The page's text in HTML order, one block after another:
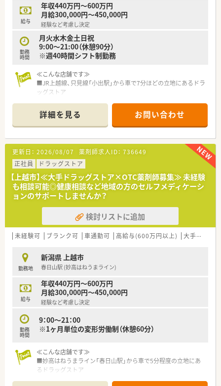
給与
年収440万円～600万円
月給300,000円～450,000円
経験など考慮し決定
勤務
時間
月火水木金土日祝
9:00～21:00（休憩90分）
※週40時間シフト制勤務
≪こんな店舗です≫
■JR上越線、只見線「小出駅」から車で7分ほどの立地にあるドラ
ッグストア
■勤務後のお買い物やランチのお弁当を買うのに便利です
≪こんな企業です≫
■プライム上場している大手ドラッグストアのグループ企業で
す。
■創業から100年を迎えた歴史ある企業です。
■新潟県と福島県にて64店舗展開しています。
≪働く環境について≫
■メインの業務はOTC販売です。患者様からの相談やカウンセ
リングを行い商品提案を行います。
■レジ業務は専門の方にお任せして、OTC販売や医薬品補充、売
り場作りに専念出来ます。
■休みはシフトにより週休2日で年間休日110日あります。
■残業は月3時間程度でほぼ定時で帰ることが出来ます。
≪こんな方におすすめ≫
■安定した企業で長期就業したい方
■OTC専門薬剤師として働きたい方
■プライベートの時間もしっかり確保したい方
詳細を見る お問い合わせ
更新日： 2026/08/07 薬剤師求人ID： 736649
正社員
ドラッグストア
【上越市】≪大手ドラッグストア×OTC薬剤師募集≫ 未経験
も相談可能◎健康相談など地域の方のセルフメディケーシ
ョンのサポートしませんか？
検討リストに追加
未経験可 ブランク可 車通勤可 高給与(600万円以上) 大手チェーン
勤務地
新潟県 上越市
春日山駅 (妙高はねうまライン)
給与
年収440万円～600万円
月給300,000円～450,000円
経験など考慮し決定
勤務
時間
9：00～21：00
※1ヶ月単位の変形労働制（休憩60分）
≪こんな店舗です≫
■妙高はねうまライン「春日山駅」から車で5分程度の立地にあ
るドラッグストア